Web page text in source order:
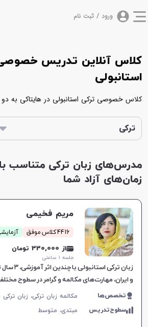
ورود / ثبت نام
کلاس آنلاین تدریس
استانبولی
کلاس خصوصی ترکی استانبولی در هایتاکی به
ترکی استانبولی در مدت زمان 60
مدت 90 دقیقه برگزار می‌شود. در ادامه همه
گرفته اند، که شما با بررسی اطلاعات موجود در
یک از آن ها می‌توانید استاد مورد نظر خود را
ترکی
مدرس‌های زبان ترکی متناسب
زمان‌های آزاد شما
مریم فخیمی
4416 کلاس موفق آزمایشی
از 330,000 تومان
جلسه ۱ ساعتی
زبان ترکی
و ایران، مهارت‌های مکالمه و گرامر در سطوح
سنی آموزش می‌دهد.
تخصص‌ها
سطوح‌تدریس مبتدی، متوسط